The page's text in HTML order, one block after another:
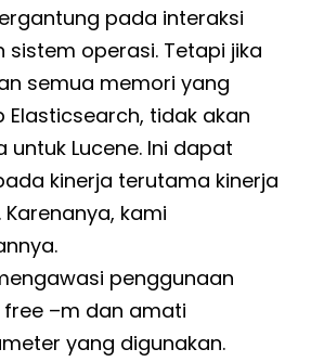
pada interaksi
operasi. Tetapi jika
semua memori yang
Elasticsearch, tidak akan
Lucene. Ini dapat
kinerja terutama kinerja
kami
penggunaan
–m dan amati
yang digunakan.